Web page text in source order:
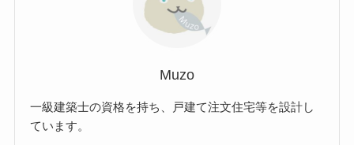
Muzo
一級建築士の資格を持ち、戸建て注文住宅等を設計し
ています。